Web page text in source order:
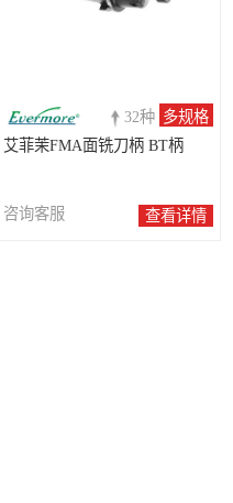
32种 多规格
艾菲茉FMA面铣刀柄 BT柄
咨询客服 查看详情